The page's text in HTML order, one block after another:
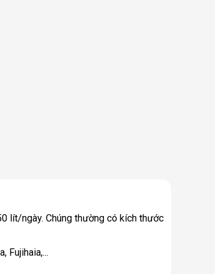
lít/ngày. Chúng thường có kích thước
Fujihaia,...